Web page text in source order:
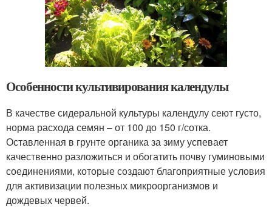
Особенности культивирования календулы
В качестве сидеральной культуры календулу сеют густо,
норма расхода семян – от 100 до 150 г/сотка.
Оставленная в грунте органика за зиму успевает
качественно разложиться и обогатить почву гуминовыми
соединениями, которые создают благоприятные условия
для активизации полезных микроорганизмов и
дождевых червей.